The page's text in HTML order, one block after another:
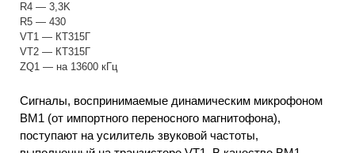
R4 — 3,3K
R5 — 430
VT1 — КТ315Г
VT2 — КТ315Г
ZQ1 — на 13600 кГц
Сигналы, воспринимаемые динамическим микрофоном
ВМ1 (от импортного переносного магнитофона),
поступают на усилитель звуковой частоты,